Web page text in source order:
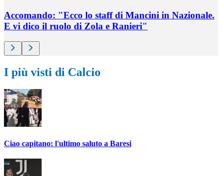
Accomando: "Ecco lo staff di Mancini in Nazionale.
E vi dico il ruolo di Zola e Ranieri"
I più visti di Calcio
Ciao capitano: l'ultimo saluto a Baresi